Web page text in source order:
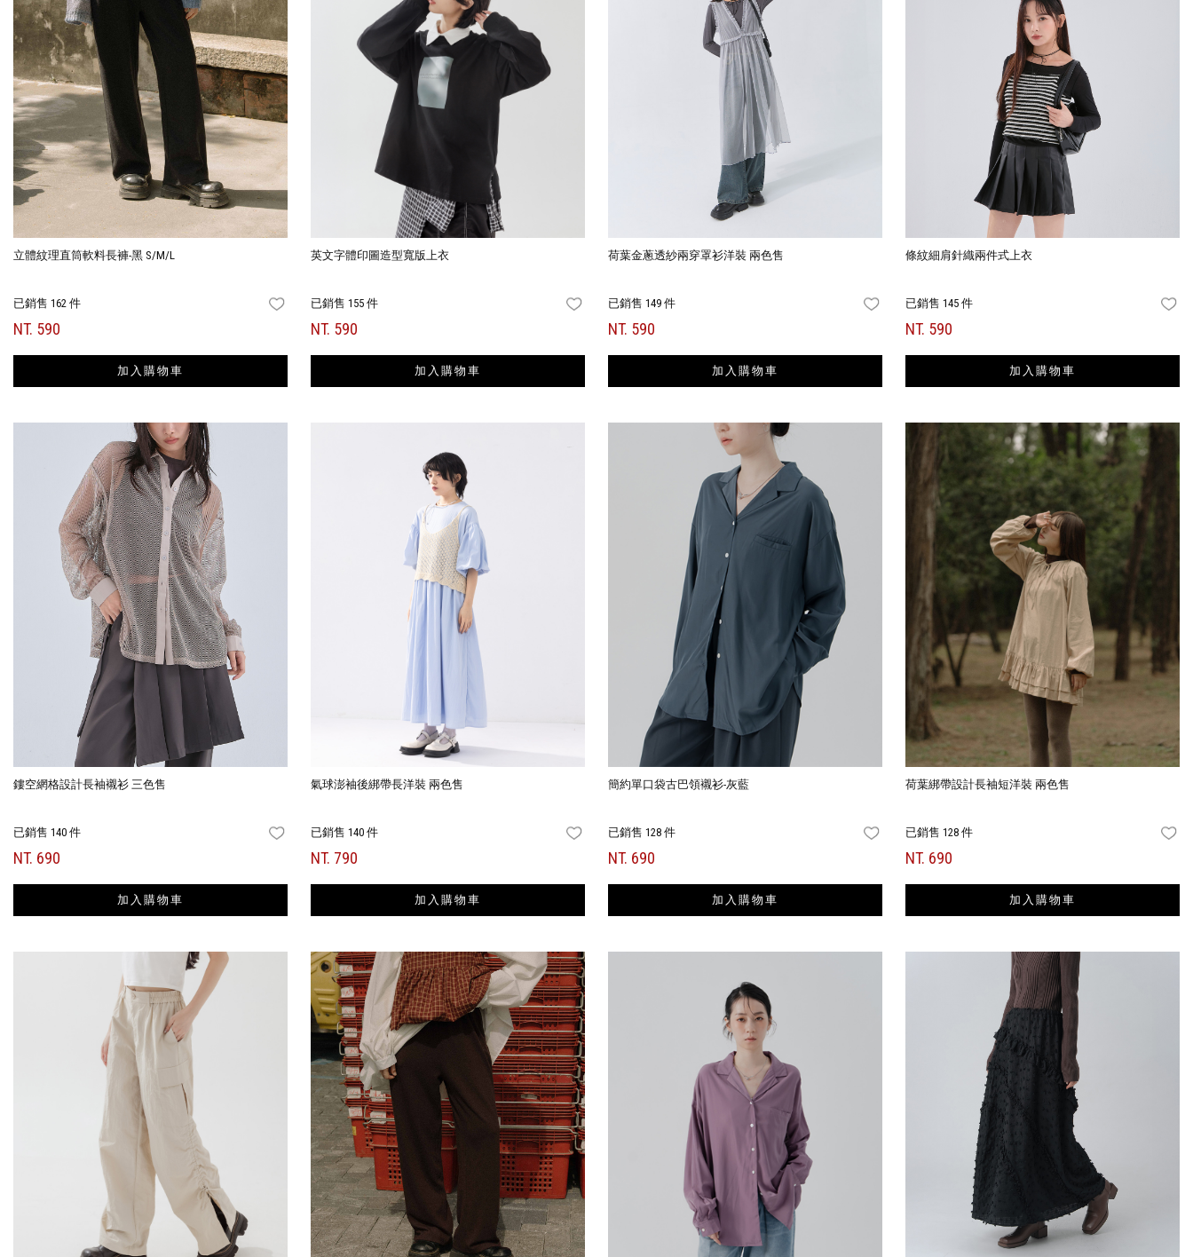
立體紋理直筒軟料長褲-黑 S/M/L
已銷售 162 件 FAVORITES
NT. 590
加入購物車
英文字體印圖造型寬版上衣
已銷售 155 件 FAVORITES
NT. 590
加入購物車
荷葉金蔥透紗兩穿罩衫洋裝 兩色售
已銷售 149 件 FAVORITES
NT. 590
加入購物車
條紋細肩針織兩件式上衣
已銷售 145 件
NT. 590
加入購物車
鏤空網格設計長袖襯衫 三色售
已銷售 140 件 FAVORITES
NT. 690
加入購物車
氣球澎袖後綁帶長洋裝 兩色售
已銷售 140 件 FAVORITES
NT. 790
加入購物車
簡約單口袋古巴領襯衫-灰藍
已銷售 128 件 FAVORITES
NT. 690
加入購物車
荷葉綁帶設計長袖短洋裝 兩色售
已銷售 128 件
NT. 690
加入購物車